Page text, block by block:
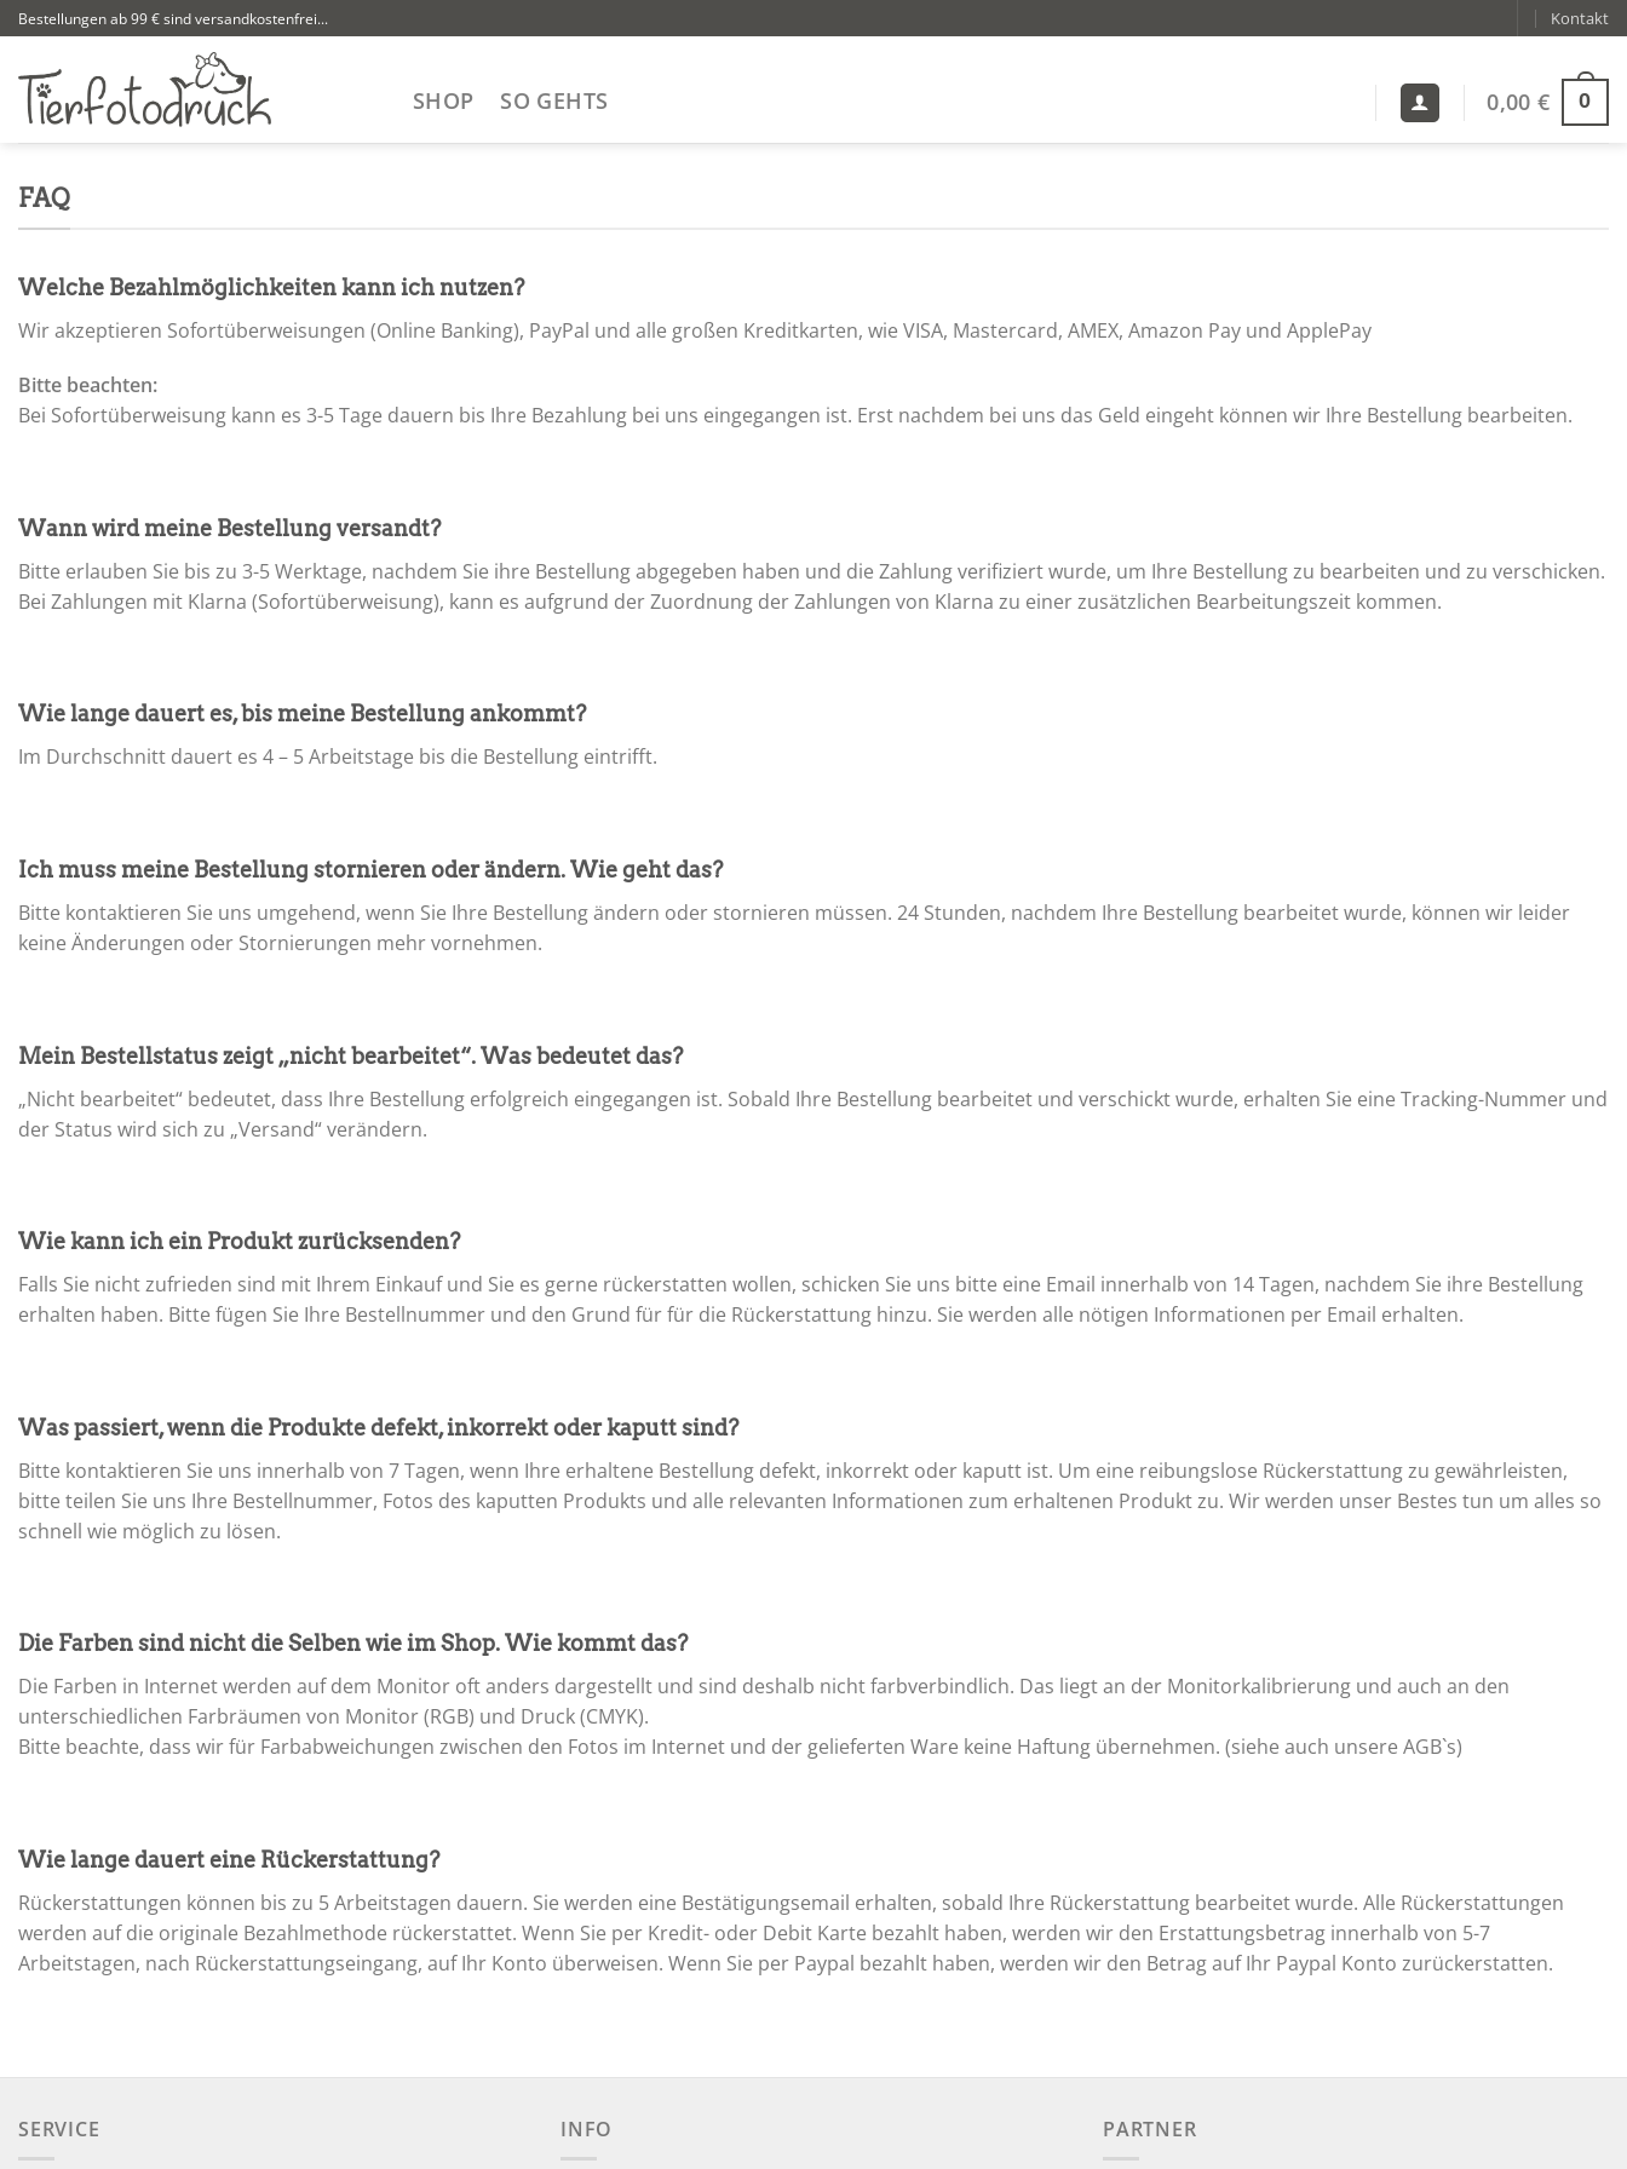
Zum
Inhalt
springen
Bestellungen ab 99 € sind versandkostenfrei... Kontakt
SHOP SO GEHTS 0,00 € 0
FAQ
Welche Bezahlmöglichkeiten kann ich nutzen?
Wir akzeptieren Sofortüberweisungen (Online Banking), PayPal und alle großen Kreditkarten, wie VISA, Mastercard, AMEX, Amazon Pay und ApplePay
Bitte beachten:
Bei Sofortüberweisung kann es 3-5 Tage dauern bis Ihre Bezahlung bei uns eingegangen ist. Erst nachdem bei uns das Geld eingeht können wir Ihre Bestellung bearbeiten.
Wann wird meine Bestellung versandt?
Bitte erlauben Sie bis zu 3-5 Werktage, nachdem Sie ihre Bestellung abgegeben haben und die Zahlung verifiziert wurde, um Ihre Bestellung zu bearbeiten und zu verschicken.
Bei Zahlungen mit Klarna (Sofortüberweisung), kann es aufgrund der Zuordnung der Zahlungen von Klarna zu einer zusätzlichen Bearbeitungszeit kommen.
Wie lange dauert es, bis meine Bestellung ankommt?
Im Durchschnitt dauert es 4 – 5 Arbeitstage bis die Bestellung eintrifft.
Ich muss meine Bestellung stornieren oder ändern. Wie geht das?
Bitte kontaktieren Sie uns umgehend, wenn Sie Ihre Bestellung ändern oder stornieren müssen. 24 Stunden, nachdem Ihre Bestellung bearbeitet wurde, können wir leider
keine Änderungen oder Stornierungen mehr vornehmen.
Mein Bestellstatus zeigt „nicht bearbeitet“. Was bedeutet das?
„Nicht bearbeitet“ bedeutet, dass Ihre Bestellung erfolgreich eingegangen ist. Sobald Ihre Bestellung bearbeitet und verschickt wurde, erhalten Sie eine Tracking-Nummer und
der Status wird sich zu „Versand“ verändern.
Wie kann ich ein Produkt zurücksenden?
Falls Sie nicht zufrieden sind mit Ihrem Einkauf und Sie es gerne rückerstatten wollen, schicken Sie uns bitte eine Email innerhalb von 14 Tagen, nachdem Sie ihre Bestellung
erhalten haben. Bitte fügen Sie Ihre Bestellnummer und den Grund für für die Rückerstattung hinzu. Sie werden alle nötigen Informationen per Email erhalten.
Was passiert, wenn die Produkte defekt, inkorrekt oder kaputt sind?
Bitte kontaktieren Sie uns innerhalb von 7 Tagen, wenn Ihre erhaltene Bestellung defekt, inkorrekt oder kaputt ist. Um eine reibungslose Rückerstattung zu gewährleisten,
bitte teilen Sie uns Ihre Bestellnummer, Fotos des kaputten Produkts und alle relevanten Informationen zum erhaltenen Produkt zu. Wir werden unser Bestes tun um alles so
schnell wie möglich zu lösen.
Die Farben sind nicht die Selben wie im Shop. Wie kommt das?
Die Farben in Internet werden auf dem Monitor oft anders dargestellt und sind deshalb nicht farbverbindlich. Das liegt an der Monitorkalibrierung und auch an den
unterschiedlichen Farbräumen von Monitor (RGB) und Druck (CMYK).
Bitte beachte, dass wir für Farbabweichungen zwischen den Fotos im Internet und der gelieferten Ware keine Haftung übernehmen. (siehe auch unsere AGB`s)
Wie lange dauert eine Rückerstattung?
Rückerstattungen können bis zu 5 Arbeitstagen dauern. Sie werden eine Bestätigungsemail erhalten, sobald Ihre Rückerstattung bearbeitet wurde. Alle Rückerstattungen
werden auf die originale Bezahlmethode rückerstattet. Wenn Sie per Kredit- oder Debit Karte bezahlt haben, werden wir den Erstattungsbetrag innerhalb von 5-7
Arbeitstagen, nach Rückerstattungseingang, auf Ihr Konto überweisen. Wenn Sie per Paypal bezahlt haben, werden wir den Betrag auf Ihr Paypal Konto zurückerstatten.
SERVICE INFO PARTNER